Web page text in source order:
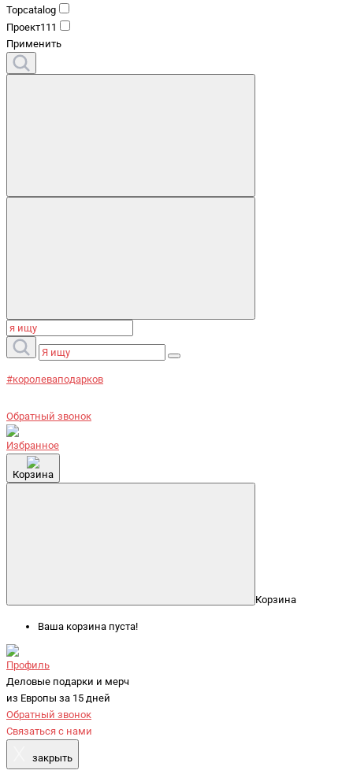
Topcatalog
Проект111
Применить
#королеваподарков
Обратный звонок
Избранное
Корзина
Корзина
Ваша корзина пуста!
Профиль
Деловые подарки и мерч
из Европы за 15 дней
Обратный звонок
Связаться с нами
закрыть